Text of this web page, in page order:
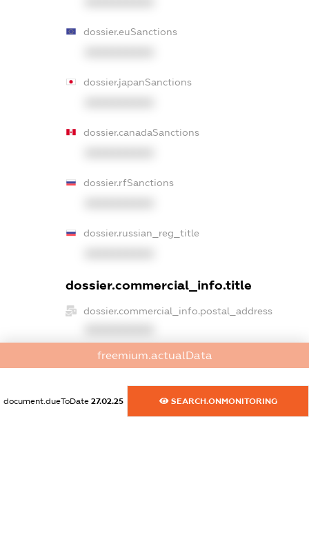
dossier.euSanctions
dossier.japanSanctions
dossier.canadaSanctions
dossier.rfSanctions
dossier.russian_reg_title
dossier.commercial_info.title
dossier.commercial_info.postal_address
dossier.commercial_info.phone
dossier.commercial_info.fax
freemium.actualData
document.dueToDate 27.02.25 SEARCH.ONMONITORING